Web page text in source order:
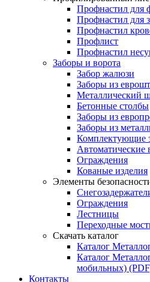
Профнастил для
Профнастил для
Профнастил
Профлист
Профнастил
Заборы и ворота
Забор жалюзи
Заборы из
Металлический
Бетонные столбы
Заборы из
Заборы из
Комплектующие
Автоматические
Ограждения
Кованые изделия
Элементы
Ограждения
Лестницы
Переходные
Скачать каталог
Каталог
Каталог
мобильных)
Контакты